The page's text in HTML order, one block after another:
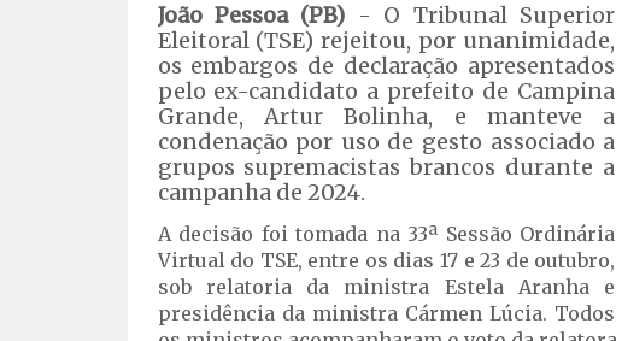
João Pessoa (PB) - O Tribunal Superior
Eleitoral (TSE) rejeitou, por unanimidade,
os embargos de declaração apresentados
pelo ex-candidato a prefeito de Campina
Grande, Artur Bolinha, e manteve a
condenação por uso de gesto associado a
grupos supremacistas brancos durante a
campanha de 2024.
A decisão foi tomada na 33ª Sessão Ordinária
Virtual do TSE, entre os dias 17 e 23 de outubro,
sob relatoria da ministra Estela Aranha e
presidência da ministra Cármen Lúcia. Todos